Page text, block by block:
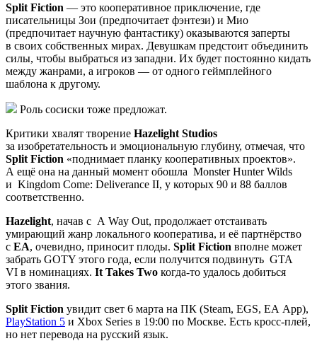
Split Fiction — это кооперативное приключение, где
писательницы Зои (предпочитает фэнтези) и Мио
(предпочитает научную фантастику) оказываются заперты
в своих собственных мирах. Девушкам предстоит объединить
силы, чтобы выбраться из западни. Их будет постоянно кидать
между жанрами, а игроков — от одного геймплейного
шаблона к другому.
Роль сосиски тоже предложат.
Критики хвалят творение Hazelight Studios
за изобретательность и эмоциональную глубину, отмечая, что
Split Fiction «поднимает планку кооперативных проектов».
А ещё она на данный момент обошла Monster Hunter Wilds
и Kingdom Come: Deliverance II, у которых 90 и 88 баллов
соответственно.
Hazelight, начав с A Way Out, продолжает отстаивать
умирающий жанр локального кооператива, и её партнёрство
с EA, очевидно, приносит плоды. Split Fiction вполне может
забрать GOTY этого года, если получится подвинуть GTA
VI в номинациях. It Takes Two когда-то удалось добиться
этого звания.
Split Fiction увидит свет 6 марта на ПК (Steam, EGS, EA App),
PlayStation 5 и Xbox Series в 19:00 по Москве. Есть кросс-плей,
но нет перевода на русский язык.